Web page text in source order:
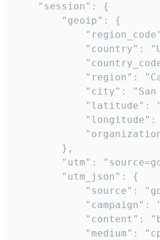
    "session": {
        "geoip": {
"country":
"region":
"city": "San
"latitude":
"longitude":
        },
"utm":
        "utm_json": {
"source":
"campaign":
"content":
"medium":